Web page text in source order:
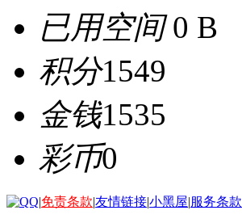
已用空间0 B
积分1549
金钱1535
彩币0
|免责条款|友情链接|小黑屋|服务条款